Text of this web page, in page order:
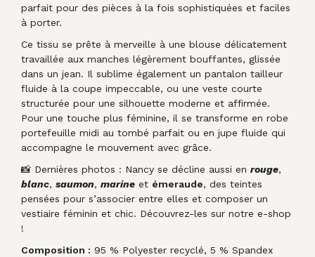
parfait pour des pièces à la fois sophistiquées et faciles
à porter.
Ce tissu se prête à merveille à une blouse délicatement
travaillée aux manches légèrement bouffantes, glissée
dans un jean. Il sublime également un pantalon tailleur
fluide à la coupe impeccable, ou une veste courte
structurée pour une silhouette moderne et affirmée.
Pour une touche plus féminine, il se transforme en robe
portefeuille midi au tombé parfait ou en jupe fluide qui
accompagne le mouvement avec grâce.
📸 Dernières photos : Nancy se décline aussi en rouge,
blanc, saumon, marine et émeraude, des teintes
pensées pour s’associer entre elles et composer un
vestiaire féminin et chic. Découvrez-les sur notre e-shop
!
Composition : 95 % Polyester recyclé, 5 % Spandex